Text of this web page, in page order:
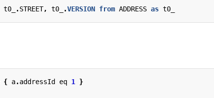
t0_ .STREET, t0_ .VERSION from ADDRESS as t0_
{ a.addressId eq 1 }